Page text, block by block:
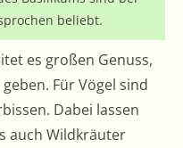
beliebt.
es großen Genuss,
Für Vögel sind
Dabei lassen
auch Wildkräuter